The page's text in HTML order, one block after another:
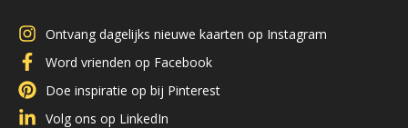
Ontvang dagelijks nieuwe kaarten op Instagram
Word vrienden op Facebook
Doe inspiratie op bij Pinterest
Volg ons op LinkedIn